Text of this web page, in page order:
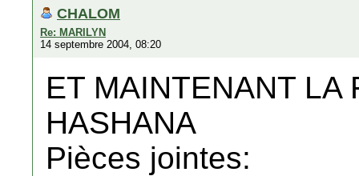
CHALOM
Re: MARILYN
14 septembre 2004, 08:20
ET MAINTENANT LA
HASHANA
Pièces jointes: